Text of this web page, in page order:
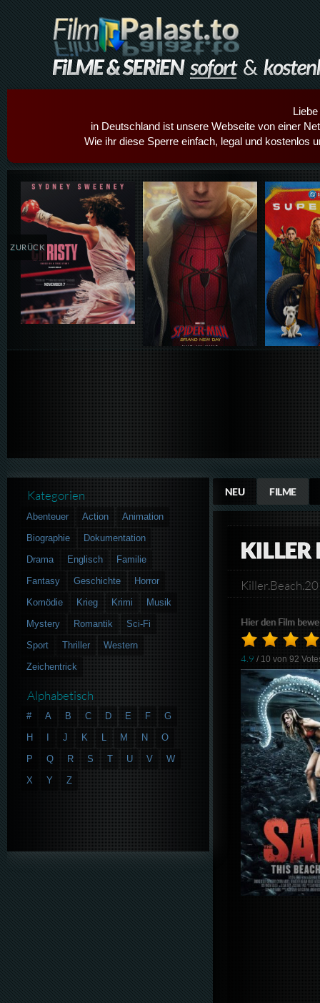
in Deutschland ist unsere Webseite von einer
Wie ihr diese Sperre einfach, legal und kostenlos
Details,Play Details,Play
ZURÜCK
NEU FILME
KILLER
Hier den Film
4.9 / 10 von92
Kategorien
Abenteuer Action
Animation
Biographie
Dokumentation
Drama
Englisch
Familie
Fantasy
Geschichte
Horror
Komödie
Krieg Krimi
Musik
Mystery
Romantik
Sci-Fi
Sport
Thriller
Western
Zeichentrick
Alphabetisch
# A B C D E F
G
H
J K L M N
O
P
Q R S T U V
W
X
Y Z